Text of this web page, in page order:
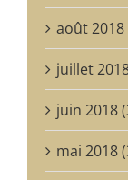
août 2018
juillet
juin 2018
mai 2018